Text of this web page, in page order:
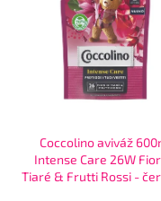
Coccolino aviváž
Intense Care 26W
Tiaré & Frutti Rossi -